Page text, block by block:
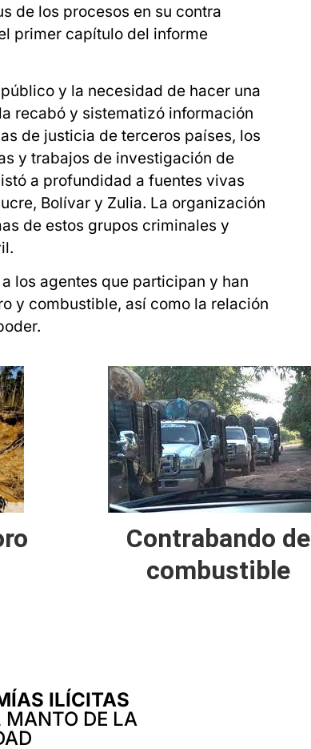
de los procesos en su contra
primer capítulo del informe
y la necesidad de hacer una
recabó y sistematizó información
de justicia de terceros países, los
y trabajos de investigación de
a profundidad a fuentes vivas
Bolívar y Zulia. La organización
de estos grupos criminales y
los agentes que participan y han
y combustible, así como la relación
Contrabando de
combustible
ILÍCITAS
MANTO DE LA